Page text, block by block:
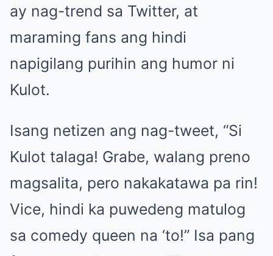
ay nag-trend sa Twitter, at
maraming fans ang hindi
napigilang purihin ang humor ni
Kulot.
Isang netizen ang nag-tweet, “Si
Kulot talaga! Grabe, walang preno
magsalita, pero nakakatawa pa rin!
Vice, hindi ka puwedeng matulog
sa comedy queen na ‘to!” Isa pang